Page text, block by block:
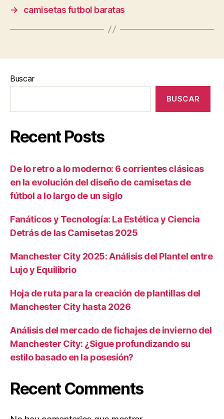
→
camisetas futbol baratas
Buscar
BUSCAR
Recent Posts
De lo retro a lo moderno: 6 corrientes clásicas
en la evolución del diseño de camisetas de
fútbol a lo largo de un siglo
Fanáticos y Tecnología: La Estética y Ciencia
Detrás de las Camisetas 2025
Manchester City 2025: Análisis del Plantel entre
Lujo y Equilibrio
Hoja de ruta para la creación de plantillas del
Manchester City hasta 2026
Análisis del mercado de fichajes de invierno del
Manchester City: ¿Sigue profundizando su
estilo basado en la posesión?
Recent Comments